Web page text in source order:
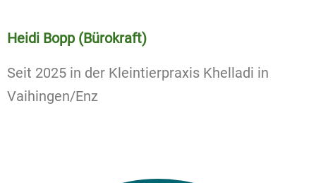
Heidi Bopp (Bürokraft)
Seit 2025 in der Kleintierpraxis Khelladi in
Vaihingen/Enz